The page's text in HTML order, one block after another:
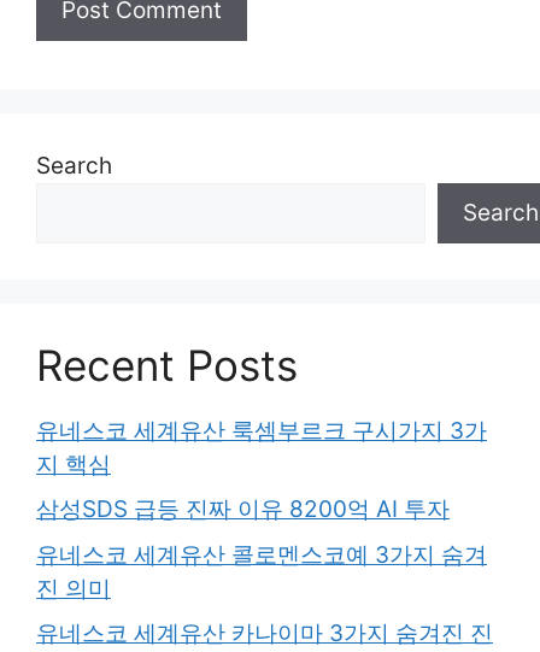
Search
Search
Recent Posts
유네스코 세계유산 룩셈부르크 구시가지 3가
지 핵심
삼성SDS 급등 진짜 이유 8200억 AI 투자
유네스코 세계유산 콜로멘스코예 3가지 숨겨
진 의미
유네스코 세계유산 카나이마 3가지 숨겨진 진